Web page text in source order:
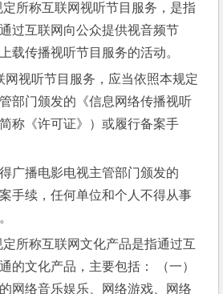
定所称互联网视听节目服务，是指
过互联网向公众提供视音频节
载传播视听节目服务的活动。
网视听节目服务，应当依照本规定
部门颁发的《信息网络传播视听
称《许可证》）或履行备案手
广播电影电视主管部门颁发的
手续，任何单位和个人不得从事
定所称互联网文化产品是指通过互
的文化产品，主要包括： （一）
网络音乐娱乐、网络游戏、网络